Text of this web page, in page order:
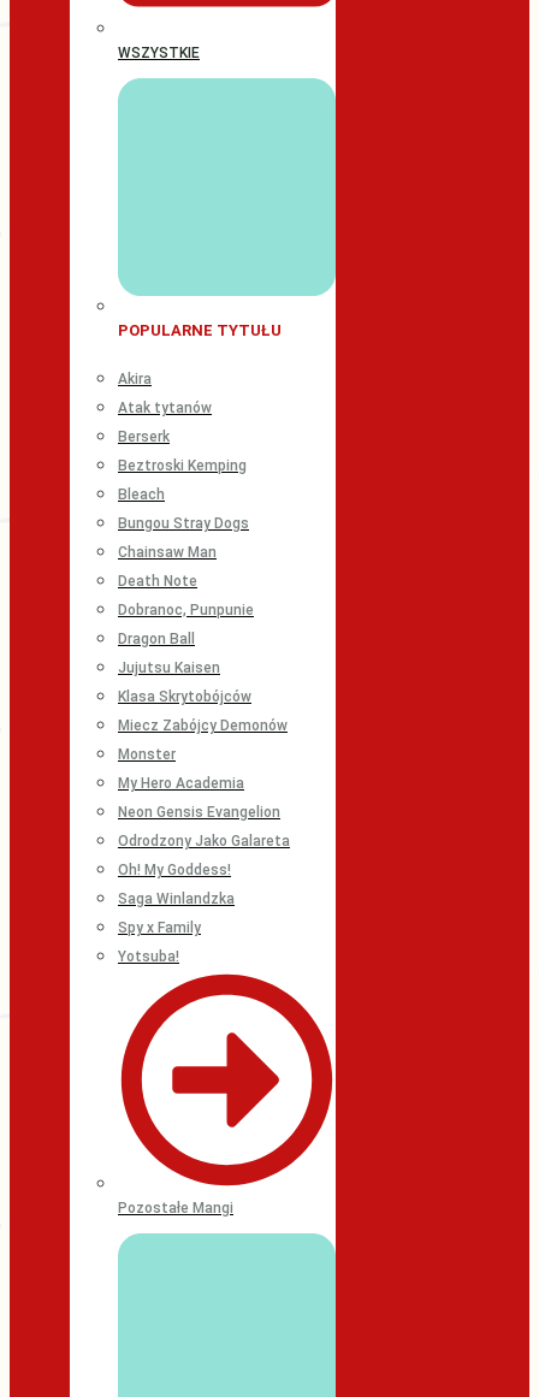
WSZYSTKIE
POPULARNE TYTUŁU
Akira
Atak tytanów
Berserk
Beztroski Kemping
Bleach
Bungou Stray Dogs
Chainsaw Man
Death Note
Dobranoc, Punpunie
Dragon Ball
Jujutsu Kaisen
Klasa Skrytobójców
Miecz Zabójcy Demonów
Monster
My Hero Academia
Neon Gensis Evangelion
Odrodzony Jako Galareta
Oh! My Goddess!
Saga Winlandzka
Spy x Family
Yotsuba!
Pozostałe Mangi